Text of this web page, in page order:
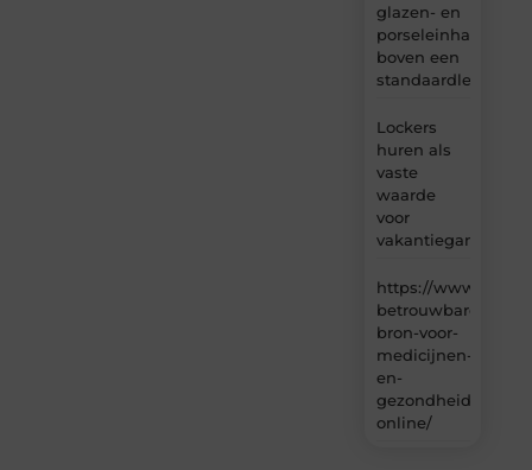
glazen- en
porseleinhandelaar
boven een
Lockers
huren als
vaste
waarde
voor
vakantiegangers
https://
betrouwbare-
bron-voor-
medicijnen-
en-
online/